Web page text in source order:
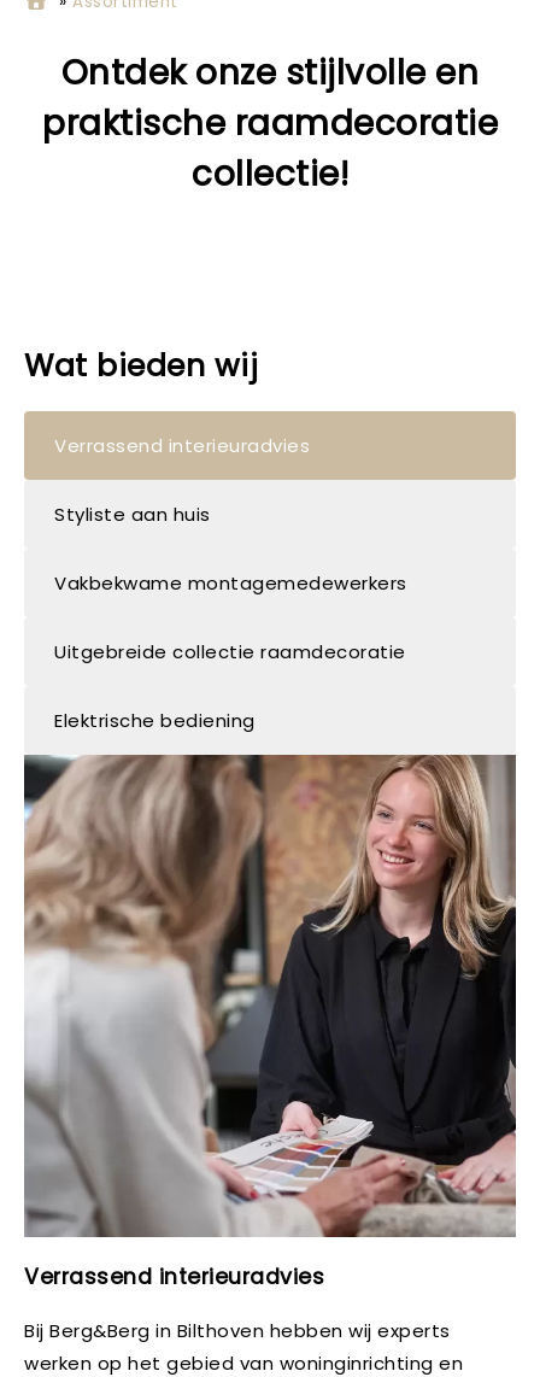
Ontdek onze stijlvolle en
praktische raamdecoratie
collectie!
Wat bieden wij
Verrassend interieuradvies
Bij Berg&Berg in Bilthoven hebben wij experts
werken op het gebied van woninginrichting en
Verrassend interieuradvies
Styliste aan huis
Vakbekwame montagemedewerkers
Uitgebreide collectie raamdecoratie
Elektrische bediening